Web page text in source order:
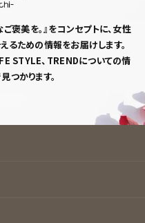
褒美を。』をコンセプトに、女性
るための情報をお届けします。
STYLE、TRENDについての情
つかります。